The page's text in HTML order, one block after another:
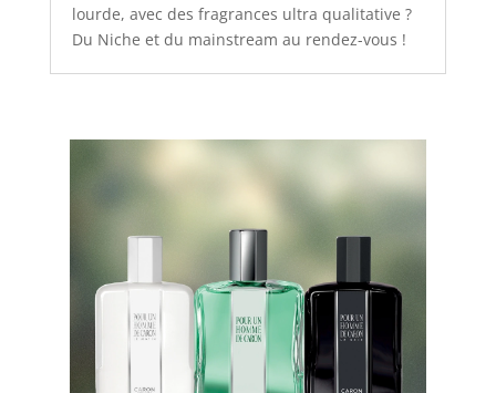
lourde, avec des fragrances ultra qualitative ?
Du Niche et du mainstream au rendez-vous !